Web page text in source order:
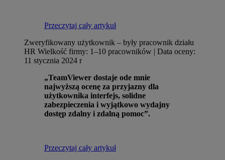
Przeczytaj cały artykuł
Zweryfikowany użytkownik – były pracownik działu
HR Wielkość firmy: 1–10 pracowników | Data oceny:
11 stycznia 2024 r
„TeamViewer dostaje ode mnie
najwyższą ocenę za przyjazny dla
użytkownika interfejs, solidne
zabezpieczenia i wyjątkowo wydajny
dostęp zdalny i zdalną pomoc”.
Przeczytaj cały artykuł